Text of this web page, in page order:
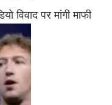
विवाद पर मांगी माफी